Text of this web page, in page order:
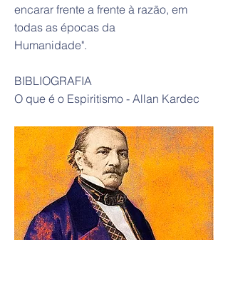
encarar frente a frente à razão, em
todas as épocas da
Humanidade".
BIBLIOGRAFIA
O que é o Espiritismo - Allan Kardec